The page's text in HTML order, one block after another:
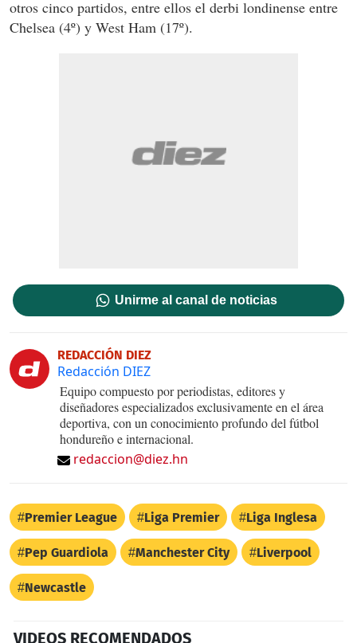
otros cinco partidos, entre ellos el derbi londinense entre
Chelsea (4º) y West Ham (17º).
Unirme al canal de noticias
REDACCIÓN DIEZ
Redacción DIEZ
Equipo compuesto por periodistas, editores y
diseñadores especializados exclusivamente en el área
deportiva, con un conocimiento profundo del fútbol
hondureño e internacional.
redaccion@diez.hn
Premier League Liga Premier Liga Inglesa
Pep Guardiola Manchester City Liverpool
Newcastle
VIDEOS RECOMENDADOS